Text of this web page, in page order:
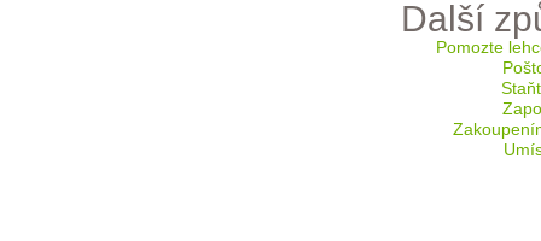
Další
Pomozte